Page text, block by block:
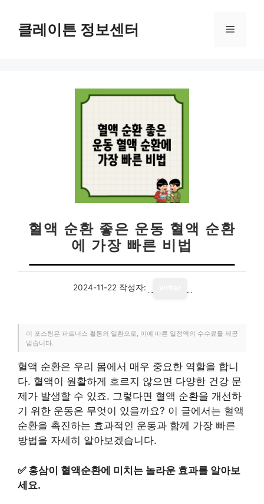
클레이튼 정보센터 메
혈액 순환 좋은 운동 혈액 순환
에 가장 빠른 비법
2024-11-22 작성자:
이 포스팅은 파트너스 활동의 일환으로, 이에 따른 일정액의 수수료를 제공
받습니다.
혈액 순환은 우리 몸에서 매우 중요한 역할을 합니
다. 혈액이 원활하게 흐르지 않으면 다양한 건강 문
제가 발생할 수 있죠. 그렇다면 혈액 순환을 개선하
기 위한 운동은 무엇이 있을까요? 이 글에서는 혈액
순환을 촉진하는 효과적인 운동과 함께 가장 빠른
방법을 자세히 알아보겠습니다.
✅ 홍삼이 혈액순환에 미치는 놀라운 효과를 알아보
세요.